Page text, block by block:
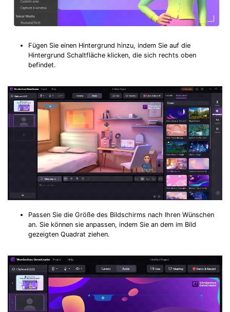
Fügen Sie einen Hintergrund hinzu, indem Sie auf die
Hintergrund Schaltfläche klicken, die sich rechts oben
befindet.
Passen Sie die Größe des Bildschirms nach Ihren Wünschen
an. Sie können sie anpassen, indem Sie an dem im Bild
gezeigten Quadrat ziehen.